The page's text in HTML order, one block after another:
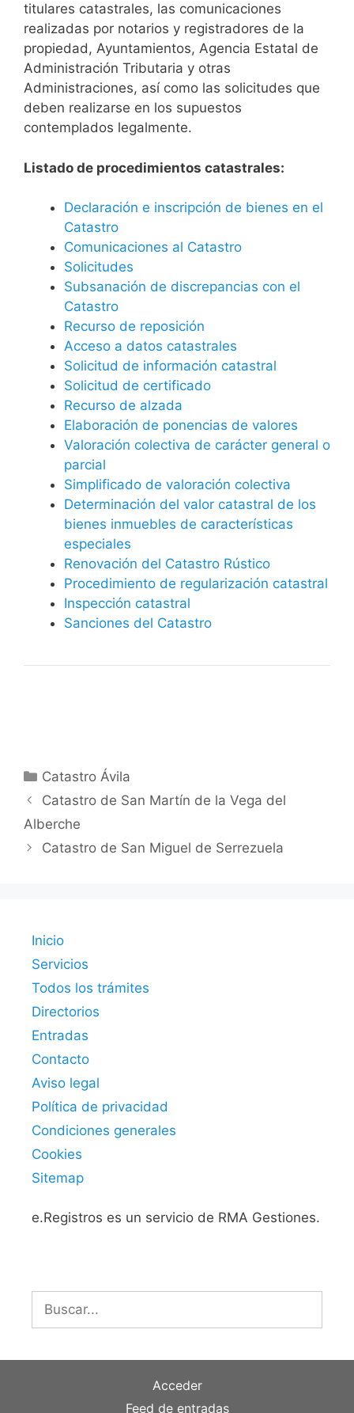
titulares catastrales, las comunicaciones
realizadas por notarios y registradores de la
propiedad, Ayuntamientos, Agencia Estatal de
Administración Tributaria y otras
Administraciones, así como las solicitudes que
deben realizarse en los supuestos
contemplados legalmente.
Listado de procedimientos catastrales:
Declaración e inscripción de bienes en el
Catastro
Comunicaciones al Catastro
Solicitudes
Subsanación de discrepancias con el
Catastro
Recurso de reposición
Acceso a datos catastrales
Solicitud de información catastral
Solicitud de certificado
Recurso de alzada
Elaboración de ponencias de valores
Valoración colectiva de carácter general o
parcial
Simplificado de valoración colectiva
Determinación del valor catastral de los
bienes inmuebles de características
especiales
Renovación del Catastro Rústico
Procedimiento de regularización catastral
Inspección catastral
Sanciones del Catastro
Categorías
Catastro Ávila
Catastro de San Martín de la Vega del
Alberche
Catastro de San Miguel de Serrezuela
Inicio
Servicios
Todos los trámites
Directorios
Entradas
Contacto
Aviso legal
Política de privacidad
Condiciones generales
Cookies
Sitemap
e.Registros es un servicio de RMA Gestiones.
Acceder
Feed de entradas